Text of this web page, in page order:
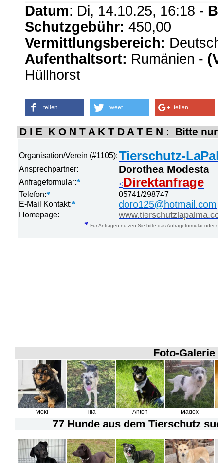
Datum: Di, 14.10.25, 16:18 -
Schutzgebühr: 450,00
Vermittlungsbereich:
Aufenthaltsort: Rumänien -
Hüllhorst
teilen tweet teilen
D I E K O N T A K T D A T E N : Bitte
Organisation/Verein (#1105):Tierschutz-
Ansprechpartner: Dorothea Modesta
Anfrageformular:* <Direktanfrage
Telefon:*
05741/298747
E-Mail Kontakt:* doro125@hotmail.com
Homepage:
* Für Anfragen nutzen Sie bitte das Anfrageformular
Foto-
Moki Tila Anton Madox
77 Hunde aus dem Tierschutz